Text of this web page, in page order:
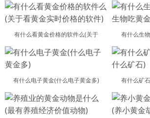
有什么看黄金价格的软件么(关于 有什么生
有什么电子黄金(什么电子黄金多) 有什么矿